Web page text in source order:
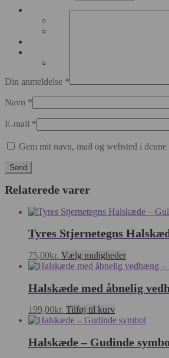
Din anmeldelse *
Navn *
E-mail *
Gem mit navn, mail og websted i
Relaterede varer
Tyres Stjernetegns
75,00kr. Vælg mulighederDette
vare
flere
varianter.
kan
på
varesiden
Halskæde med åbnelig
199,00kr. Tilføj til kurv
Halskæde – Gudinde